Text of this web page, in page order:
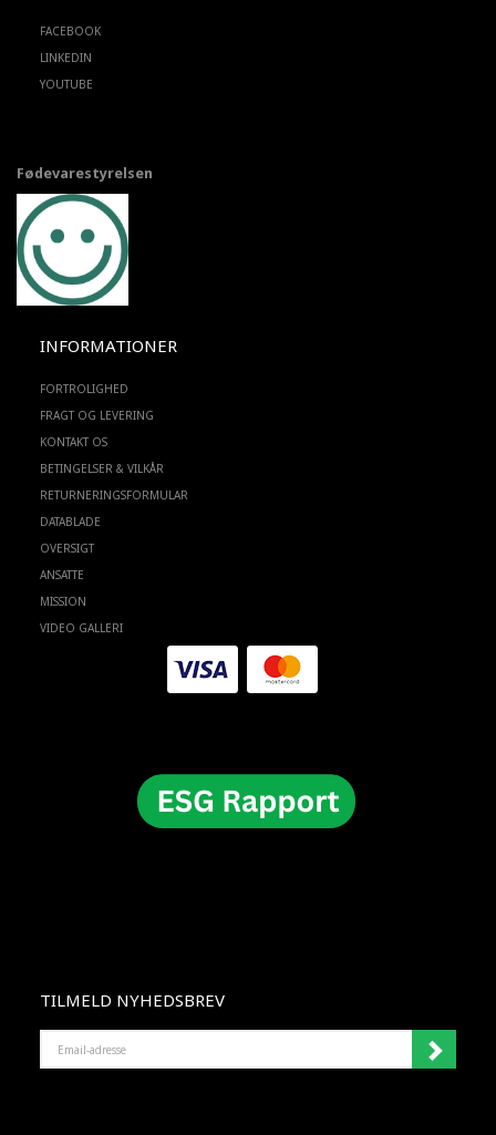
FACEBOOK
LINKEDIN
YOUTUBE
Fødevarestyrelsen
INFORMATIONER
FORTROLIGHED
FRAGT OG LEVERING
KONTAKT OS
BETINGELSER & VILKÅR
RETURNERINGSFORMULAR
DATABLADE
OVERSIGT
ANSATTE
MISSION
VIDEO GALLERI
TILMELD NYHEDSBREV
ADRESSE